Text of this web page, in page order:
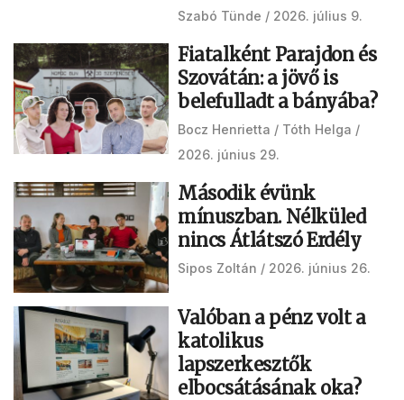
Szabó Tünde 2026. július 9.
Fiatalként Parajdon és
Szovátán: a jövő is
belefulladt a bányába?
Bocz Henrietta
Tóth Helga
2026. június 29.
Második évünk
mínuszban. Nélküled
nincs Átlátszó Erdély
Sipos Zoltán 2026. június 26.
Valóban a pénz volt a
katolikus
lapszerkesztők
elbocsátásának oka?